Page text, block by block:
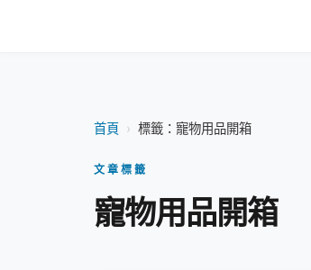
首頁 › 標籤：寵物用品開箱
文章標籤
寵物用品開箱